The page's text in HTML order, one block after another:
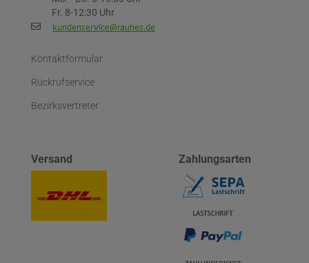
Fr. 8-12:30 Uhr
Kontaktformular
Rückrufservice
Bezirksvertreter
Versand Zahlungsarten